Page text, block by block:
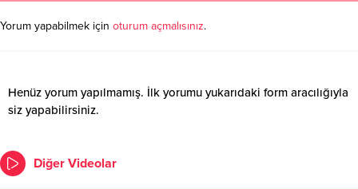
Yorum yapabilmek için oturum açmalısınız.
Henüz yorum yapılmamış. İlk yorumu yukarıdaki form aracılığıyla
siz yapabilirsiniz.
Diğer Videolar